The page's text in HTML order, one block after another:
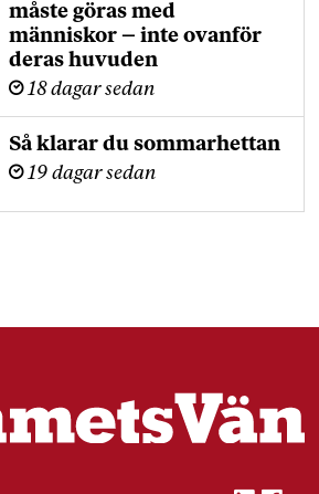
måste göras med
människor – inte ovanför
deras huvuden
18 dagar sedan
Så klarar du sommarhettan
19 dagar sedan